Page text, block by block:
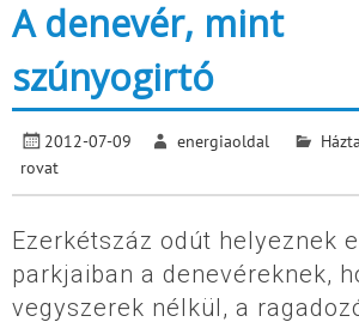
A denevér, mint
szúnyogirtó
2012-07-09 energiaoldal
rovat
Ezerkétszáz odút helyeznek
parkjaiban a denevéreknek,
vegyszerek nélkül, a